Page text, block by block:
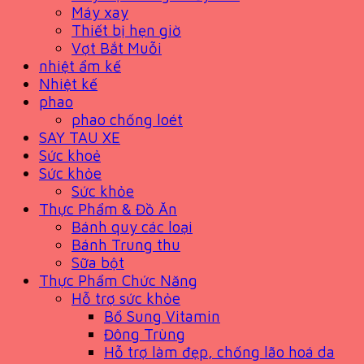
Máy xay
Thiết bị hẹn giờ
Vợt Bắt Muỗi
nhiệt ẩm kế
Nhiệt kế
phao
phao chống loét
SAY TAU XE
Sức khoẻ
Sức khỏe
Sức khỏe
Thực Phẩm & Đồ Ăn
Bánh quy các loại
Bánh Trung thu
Sữa bột
Thực Phẩm Chức Năng
Hỗ trợ sức khỏe
Bổ Sung Vitamin
Đông Trùng
Hỗ trợ làm đẹp, chống lão hoá da